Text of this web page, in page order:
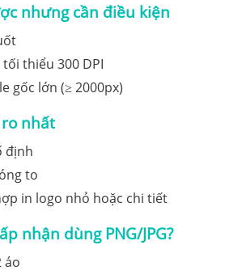
nhưng cần điều kiện
thiểu 300 DPI
gốc lớn (≥ 2000px)
ro nhất
định
to
in logo nhỏ hoặc chi tiết
nhận dùng PNG/JPG?
áo